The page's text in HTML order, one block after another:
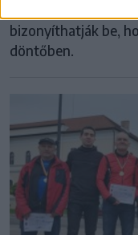
bizonyíthatják be,
döntőben.